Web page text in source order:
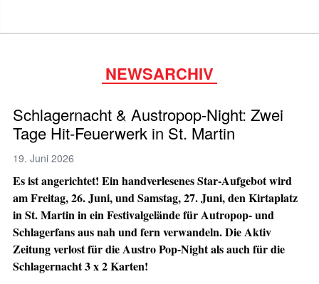
NEWSARCHIV
Schlagernacht & Austropop-Night: Zwei
Tage Hit-Feuerwerk in St. Martin
19. Juni 2026
Es ist angerichtet! Ein handverlesenes Star-Aufgebot wird
am Freitag, 26. Juni, und Samstag, 27. Juni, den Kirtaplatz
in St. Martin in ein Festivalgelände für Autropop- und
Schlagerfans aus nah und fern verwandeln. Die Aktiv
Zeitung verlost für die Austro Pop-Night als auch für die
Schlagernacht 3 x 2 Karten!